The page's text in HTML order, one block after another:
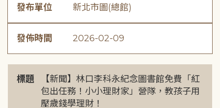
發布單位 新北市圖(總館)
發佈時間 2026-02-09
標題
【新聞】林口李科永紀念圖書館免費「紅
包出任務！小小理財家」營隊，教孩子用
壓歲錢學理財！